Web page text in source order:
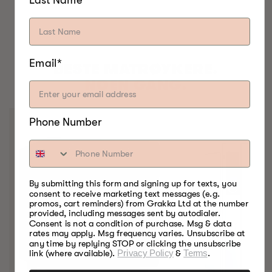
BESTE MATRØYKERE.
NOEN GANG.
Email*
Phone Number
By submitting this form and signing up for texts, you
consent to receive marketing text messages (e.g.
promos, cart reminders) from Grakka Ltd at the number
provided, including messages sent by autodialer.
Consent is not a condition of purchase. Msg & data
rates may apply. Msg frequency varies. Unsubscribe at
any time by replying STOP or clicking the unsubscribe
link (where available). Privacy Policy&Terms.